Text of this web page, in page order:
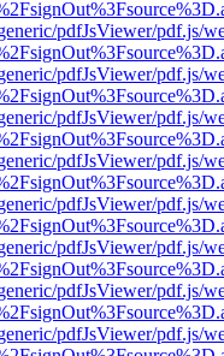
pdfJsViewer/pdf.js/
pdfJsViewer/pdf.js/
pdfJsViewer/pdf.js/
pdfJsViewer/pdf.js/
pdfJsViewer/pdf.js/
pdfJsViewer/pdf.js/
pdfJsViewer/pdf.js/
pdfJsViewer/pdf.js/